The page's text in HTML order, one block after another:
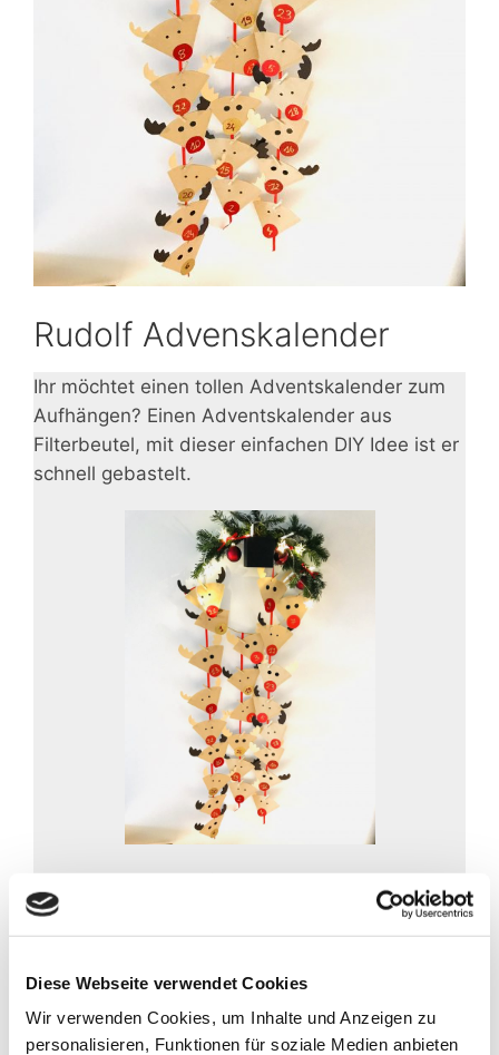
Diese Webseite verwendet Cookies
Wir verwenden Cookies, um Inhalte und Anzeigen zu
personalisieren, Funktionen für soziale Medien anbieten
Rudolf Advenskalender
Ihr möchtet einen tollen Adventskalender zum
Aufhängen? Einen Adventskalender aus
Filterbeutel, mit dieser einfachen DIY Idee ist er
schnell gebastelt.
Es dauert ca. 1 Stunde
Materialien:
Zwei Tonpapier Dunkelbraun